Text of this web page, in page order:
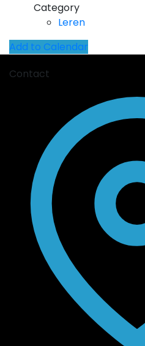
Category
Leren
Add to Calendar
Contact